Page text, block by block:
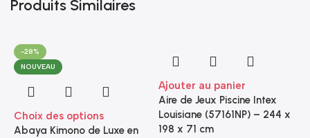
Produits Similaires
-28%
NOUVEAU
Choix des options
Abaya Kimono de Luxe en
Ajouter au panier
Aire de Jeux Piscine Intex
Louisiane (57161NP) – 244 x
198 x 71 cm